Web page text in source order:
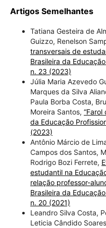
Artigos Semelhantes
Tatiana Gesteira de
Guizzo, Renelson
transversais de
Brasileira da
n. 23 (2023)
Júlia Maria Azevedo
Marques da Silva
Paula Borba Costa,
Moreira Santos, “Farol
da Educação
(2023)
Antônio Márcio de
Campos dos Santos,
Rodrigo Bozi Ferrete,
estudantil na
relação professor-
Brasileira da
n. 20 (2021)
Leandro Silva Costa,
Leticia Cândido